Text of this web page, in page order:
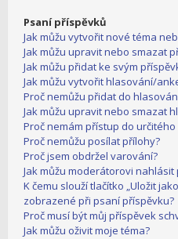
Psaní příspěvků
Jak můžu vytvořit nové téma
Jak můžu upravit nebo smazat
Jak můžu přidat ke svým
Jak můžu vytvořit hlasování/
Proč nemůžu přidat do
Jak můžu upravit nebo smazat
Proč nemám přístup do
Proč nemůžu posílat přílohy?
Proč jsem obdržel varování?
Jak můžu moderátorovi nahlásit
K čemu slouží tlačítko „Uložit
zobrazené při psaní příspěvku?
Proč musí být můj příspěvek
Jak můžu oživit moje téma?